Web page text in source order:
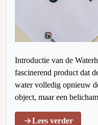
Introductie van de
fascinerend product dat
water volledig opnieuw
object, maar een
Lees verder